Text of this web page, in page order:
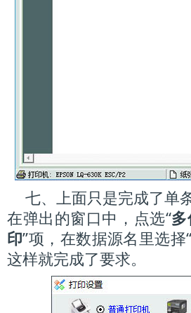
七、上面只是完成了单
在弹出的窗口中，点选“多
印”项，在数据源名里选择
这样就完成了要求。